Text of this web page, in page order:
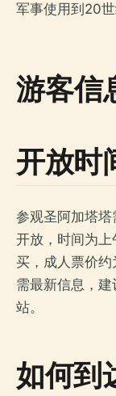
军事使用到20
游客信
开放时
参观圣阿加塔塔
开放，时间为
买，成人票价
需最新信息，
站。
如何到